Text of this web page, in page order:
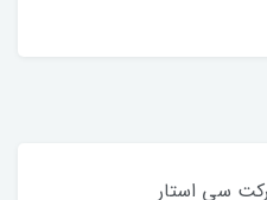
سی استار